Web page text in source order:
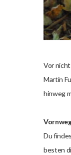
Vor
Martin
hinweg
Du
besten